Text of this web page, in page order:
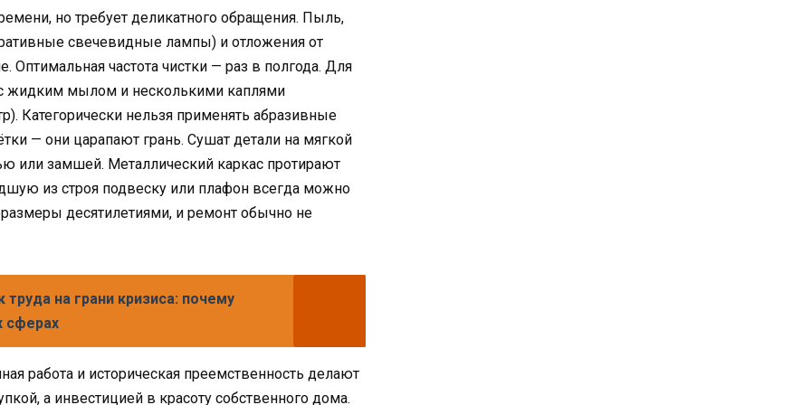
но требует деликатного обращения. Пыль,
свечевидные лампы) и отложения от
Оптимальная частота чистки — раз в полгода. Для
жидким мылом и несколькими каплями
Категорически нельзя применять абразивные
— они царапают грань. Сушат детали на мягкой
или замшей. Металлический каркас протирают
из строя подвеску или плафон всегда можно
десятилетиями, и ремонт обычно не
на грани кризиса: почему
сферах
работа и историческая преемственность делают
а инвестицией в красоту собственного дома.